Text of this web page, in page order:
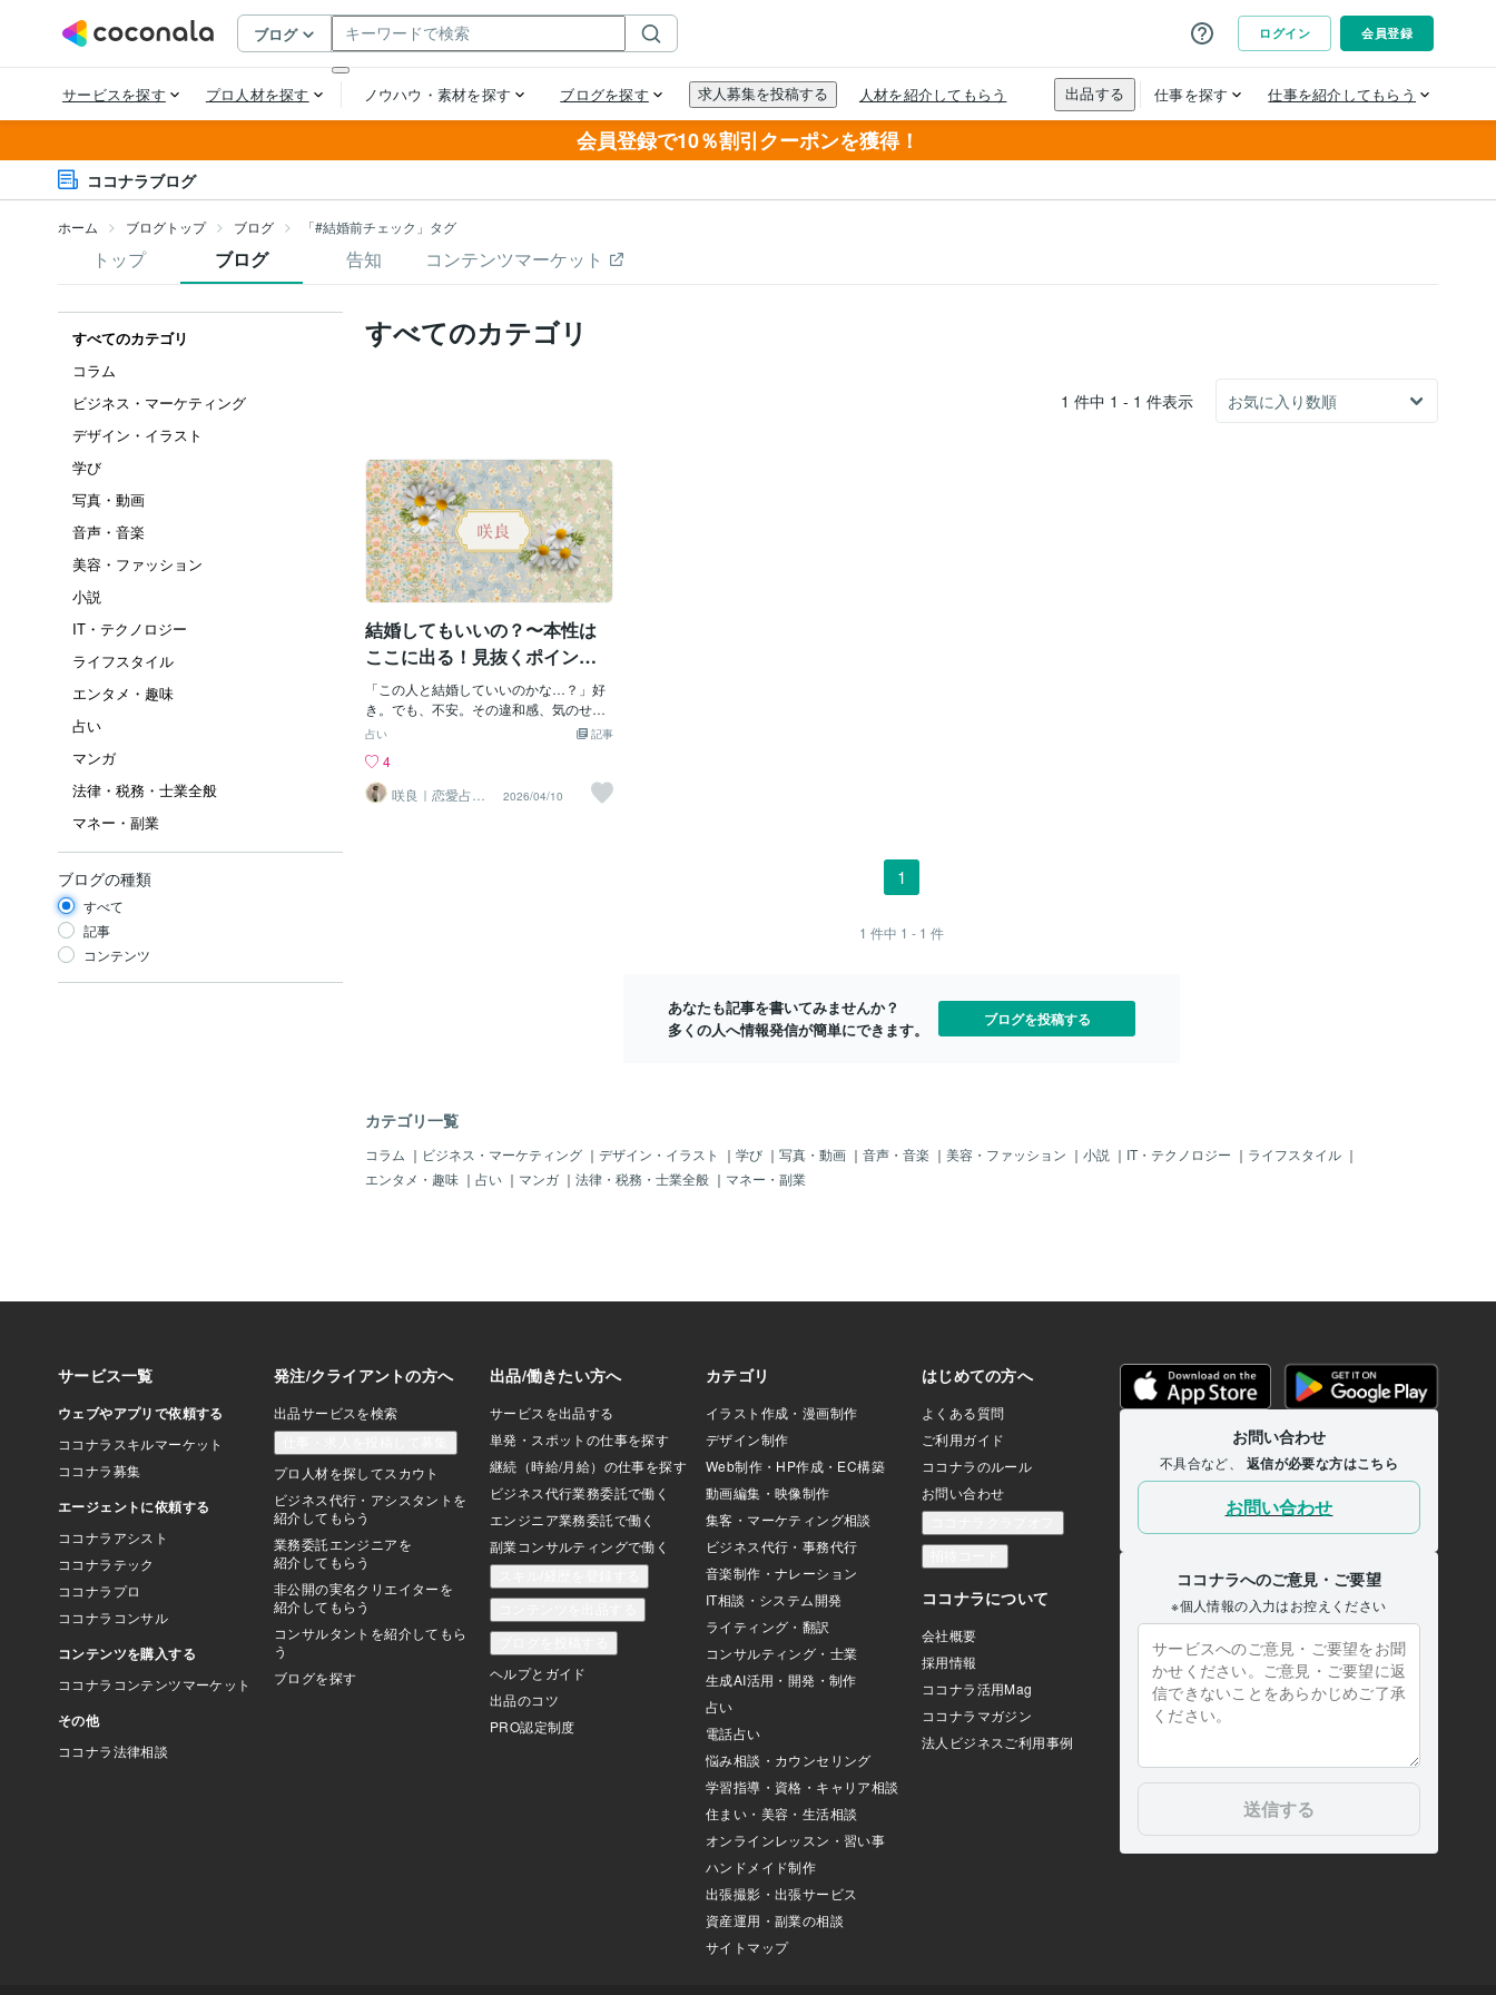
会員登録で10％割引クーポンを獲得！
ココナラブログ
ホーム ブログトップ ブログ 「#結婚前チェック」タグ
トップ ブログ 告知 コンテンツマーケット
すべてのカテゴリ
コラム
ビジネス・マーケティング
デザイン・イラスト
学び
写真・動画
音声・音楽
美容・ファッション
小説
IT・テクノロジー
ライフスタイル
エンタメ・趣味
占い
マンガ
法律・税務・士業全般
マネー・副業
ブログの種類
すべて
記事
コンテンツ
すべてのカテゴリ
1 件中 1 - 1 件表示
結婚してもいいの？〜本性は
ここに出る！見抜くポイント5
選
「この人と結婚していいのかな…？」好
き。でも、不安。その違和感、気のせい
じゃないかもしれません。なぜなら人
でもね、大丈夫。本性って、ちゃんと“漏
れて”いるんです。今日は、結婚前に見て
ほしい“未来のあなたを守るためのチェッ
る✔ 空気が重くなるこれ、日常になった
らしんどいですよね。人生は思い通りに
ならないことの連続。だからこそ「うま
くいかない時にどう振る舞う人か」こ
こ、めちゃくちゃ大事です。③ お金の使
けど、お金の使い方は“性格そのもの”で
す。「この恋、ちゃんと本命として愛さ
れるのかな」そんなふうに、不安と期待
のあいだで揺れること
記事
占い
4
咲良｜恋愛占い
心導師
2026/04/10
1
1 件中 1 - 1 件
あなたも記事を書いてみませんか？
多くの人へ情報発信が簡単にできます。
ブログを投稿する
カテゴリ一覧
コラム ｜ ビジネス・マーケティング ｜ デザイン・イラスト ｜ 学び ｜ 写真・動画 ｜ 音声・音楽 ｜ 美容・ファッション ｜ 小説 ｜ IT・テクノロジー ｜ ライフスタイル ｜
エンタメ・趣味 ｜ 占い ｜ マンガ ｜ 法律・税務・士業全般 ｜ マネー・副業